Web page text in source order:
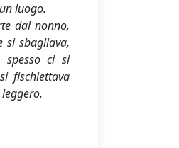
luogo.
dal nonno,
si sbagliava,
spesso ci si
fischiettava